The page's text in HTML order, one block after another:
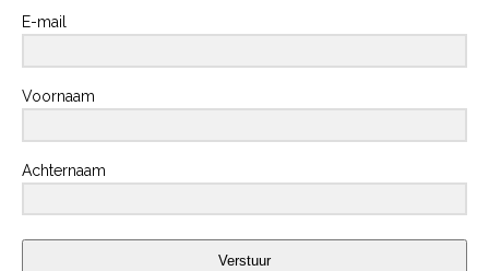
E-mail
Voornaam
Achternaam
Verstuur